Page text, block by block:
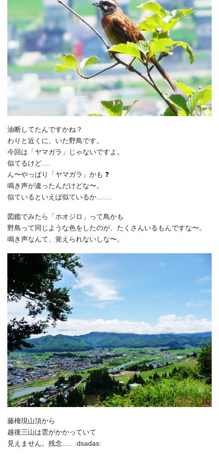
油断してたんですかね？
わりと近くに、いた野鳥です。
今回は「ヤマガラ」じゃないですよ。
似てるけど….
ん〜やっぱり「ヤマガラ」かも ❓
鳴き声が違ったんだけどな〜。
似ているといえば似ているか…….
図鑑でみたら「ホオジロ」って鳥かも
野鳥って同じような色をしたのが、たくさんいるもんですな〜。
鳴き声なんて、覚えられないしな〜。
藤権現山頂から
越後三山は雲がかかっていて
見えません。残念….. :dsadas: